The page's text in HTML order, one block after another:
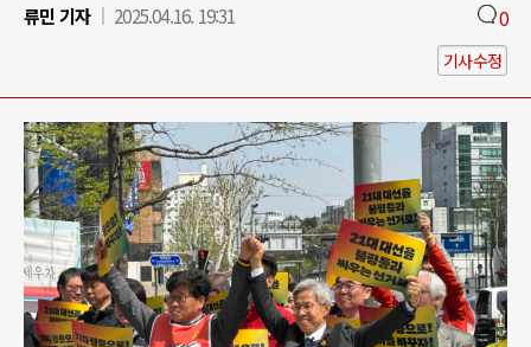
류민 기자
2025.04.16. 19:31 0
기사수정